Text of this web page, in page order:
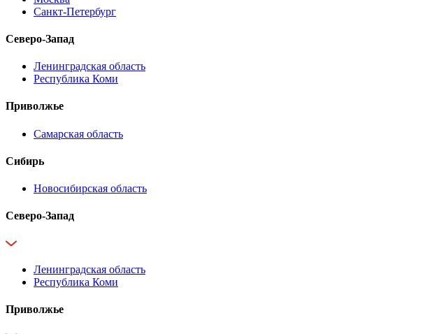
Санкт-Петербург
Северо-Запад
Ленинградская область
Республика Коми
Приволжье
Самарская область
Сибирь
Новосибирская область
Северо-Запад
Ленинградская область
Республика Коми
Приволжье